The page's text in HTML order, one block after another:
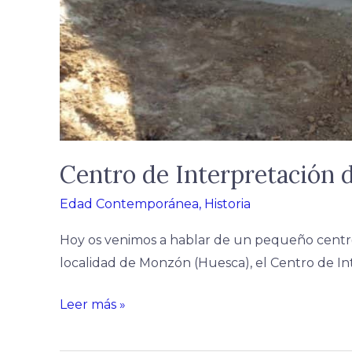
Centro de Interpretación
Edad Contemporánea, Historia
Hoy os venimos a hablar de un pequeño
localidad de Monzón (Huesca), el Centro de
Leer más »